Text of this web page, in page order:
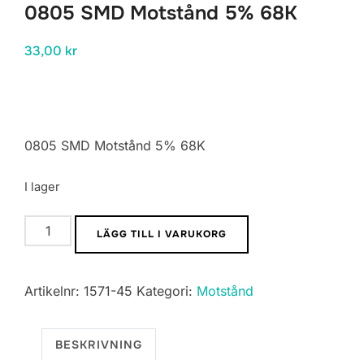
0805 SMD Motstånd 5% 68K
33,00 kr
0805 SMD Motstånd 5% 68K
I lager
0805
SMD
5%
mängd
LÄGG TILL I VARUKORG
Artikelnr: 1571-45 Kategori: Motstånd
BESKRIVNING